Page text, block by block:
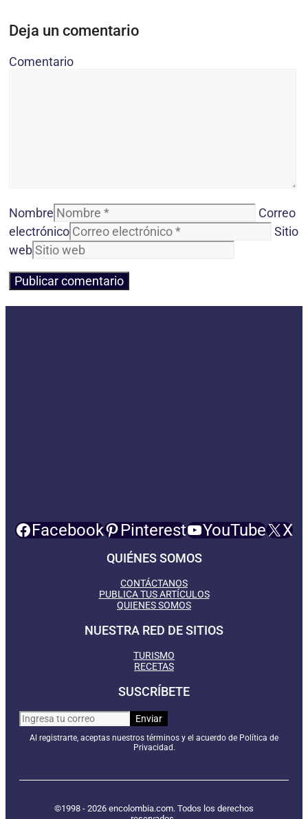
Deja un comentario
Comentario
Nombre
Correo
electrónico
Sitio
web
Facebook Pinterest YouTube X
QUIÉNES SOMOS
CONTÁCTANOS
PUBLICA TUS ARTÍCULOS
QUIENES SOMOS
NUESTRA RED DE SITIOS
TURISMO
RECETAS
SUSCRÍBETE
Al registrarte, aceptas nuestros términos y el acuerdo de Política de
Privacidad.
©1998 - 2026 encolombia.com. Todos los derechos